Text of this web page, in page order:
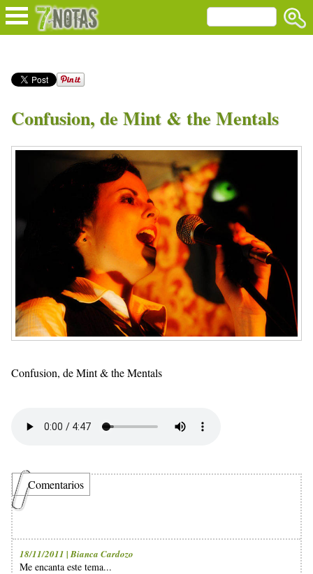
Confusion, de Mint & the Mentals
Confusion, de Mint & the Mentals
Comentarios
18/11/2011 | Bianca Cardozo
Me encanta este tema...